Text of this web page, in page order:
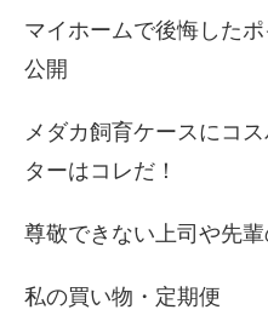
マイホームで後悔した
公開
メダカ飼育ケースにコ
ターはコレだ！
尊敬できない上司や先輩
私の買い物・定期便